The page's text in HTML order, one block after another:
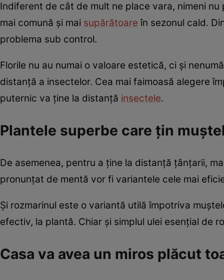
Indiferent de cât de mult ne place vara, nimeni
mai comună și mai supărătoare în sezonul cald.
problema sub control.
Florile nu au numai o valoare estetică, ci și
distanță a insectelor. Cea mai faimoasă alegere
puternic va ține la distanță insectele.
Plantele superbe care țin
De asemenea, pentru a ține la distanță țânțarii,
pronunțat de mentă vor fi variantele cele mai
Și rozmarinul este o variantă utilă împotriva
efectiv, la plantă. Chiar și simplul ulei esențial de
Casa va avea un miros plăcut